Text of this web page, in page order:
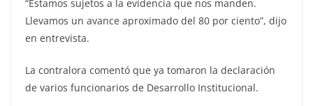
“Estamos sujetos a la evidencia que nos manden.
Llevamos un avance aproximado del 80 por ciento”, dijo
en entrevista.
La contralora comentó que ya tomaron la declaración
de varios funcionarios de Desarrollo Institucional.